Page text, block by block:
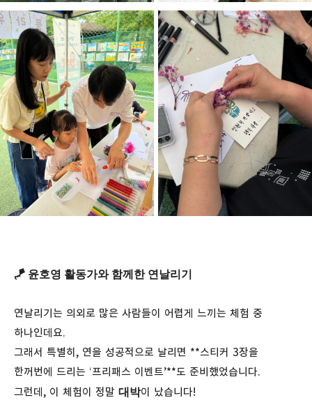
🪁 윤호영 활동가와 함께한 연날리기
연날리기는 의외로 많은 사람들이 어렵게 느끼는 체험 중
하나인데요.
그래서 특별히, 연을 성공적으로 날리면 **스티커 3장을
한꺼번에 드리는 ‘프리패스 이벤트’**도 준비했었습니다.
그런데, 이 체험이 정말 대박이 났습니다!